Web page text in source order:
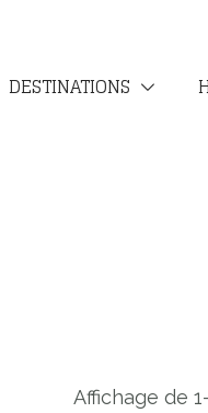
DESTINATIONS
Affichage de